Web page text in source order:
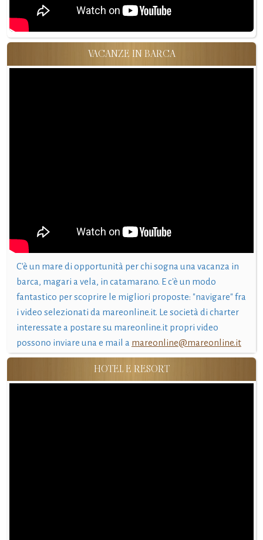
VACANZE IN BARCA
C'è un mare di opportunità per chi sogna una vacanza in
barca, magari a vela, in catamarano. E c'è un modo
fantastico per scoprire le migliori proposte: "navigare" fra
i video selezionati da mareonline.it. Le società di charter
interessate a postare su mareonline.it propri video
possono inviare una e mail a mareonline@mareonline.it
HOTEL E RESORT